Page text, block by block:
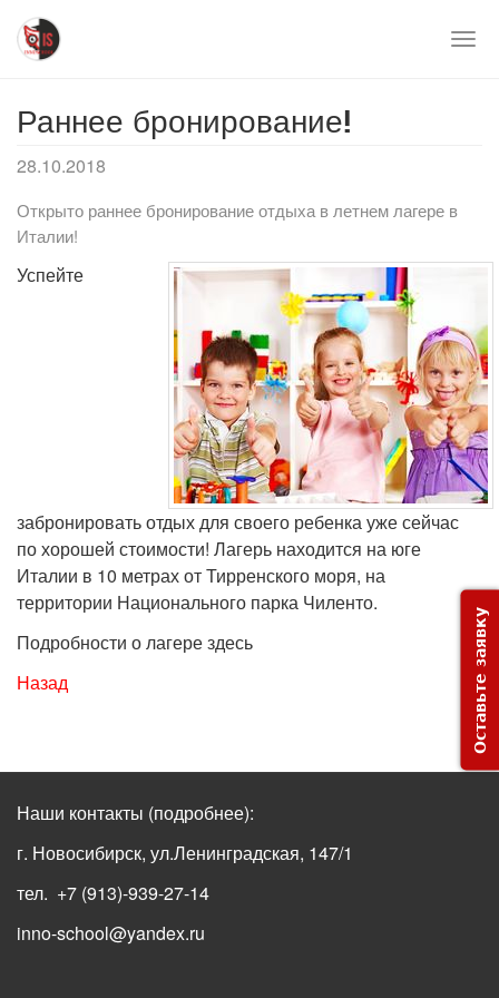
Перейти
основному
Раннее бронирование!
28.10.2018
Открыто раннее бронирование отдыха в летнем лагере в
Италии!
Успейте
забронировать отдых для своего ребенка уже сейчас
по хорошей стоимости! Лагерь находится на юге
Италии в 10 метрах от Тирренского моря, на
территории Национального парка Чиленто.
Подробности о лагере здесь
Назад
Наши контакты (подробнее):
г. Новосибирск, ул.Ленинградская, 147/1
тел. +7 (913)-939-27-14
inno-school@yandex.ru
Оставьте заявку